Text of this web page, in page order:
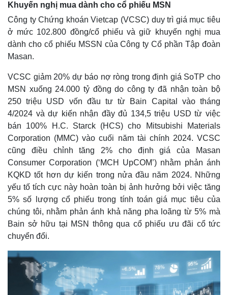
Thế giới
Multimedia
Khuyến nghị mua dành cho cổ phiếu MSN
Công ty Chứng khoán Vietcap (VCSC) duy trì giá mục tiêu
ở mức 102.800 đồng/cổ phiếu và giữ khuyến nghị mua
dành cho cổ phiếu MSSN của Công ty Cổ phần Tập đoàn
Masan.
VCSC giảm 20% dự báo nợ ròng trong định giá SoTP cho
MSN xuống 24.000 tỷ đồng do công ty đã nhận toàn bộ
250 triệu USD vốn đầu tư từ Bain Capital vào tháng
4/2024 và dự kiến nhận đầy đủ 134,5 triệu USD từ việc
bán 100% H.C. Starck (HCS) cho Mitsubishi Materials
Corporation (MMC) vào cuối năm tài chính 2024. VCSC
cũng điều chỉnh tăng 2% cho định giá của Masan
Consumer Corporation (‘MCH UpCOM’) nhằm phản ánh
KQKD tốt hơn dự kiến trong nửa đầu năm 2024. Những
yếu tố tích cực này hoàn toàn bị ảnh hưởng bởi việc tăng
5% số lượng cổ phiếu trong tính toán giá mục tiêu của
chúng tôi, nhằm phản ánh khả năng pha loãng từ 5% mà
Bain sở hữu tại MSN thông qua cổ phiếu ưu đãi cổ tức
chuyển đổi.